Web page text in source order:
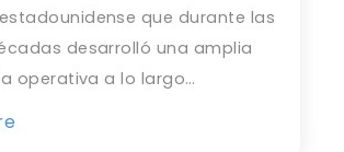
que durante las
desarrolló una amplia
operativa a lo largo…